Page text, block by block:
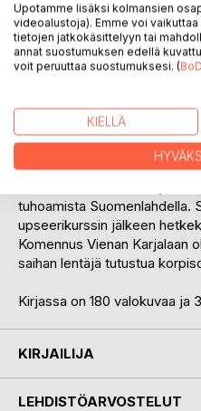
Kirja kertoo Toivo Peltosen
ajasta ennen Talvisotaa
sotilasuransa ajan
Talvisodan kylmä kyyti
C.X:ssä. Jatkosodassa
tähystystä Topolev SB-2
yhteydenpitoa sähkötyksellä
tuhoamista Suomenlahdella.
upseerikurssin jälkeen
Komennus Vienan Karjalaan
saihan lentäjä tutustua
Kirjassa on 180 valokuvaa ja
KIRJAILIJA
LEHDISTÖARVOSTELUT
Upotamme lisäksi kolmansien
videoalustoja). Emme voi
tietojen jatkokäsittelyyn tai
annat suostumuksen edellä
voit peruuttaa suostumuksesi. (
KIELLÄ